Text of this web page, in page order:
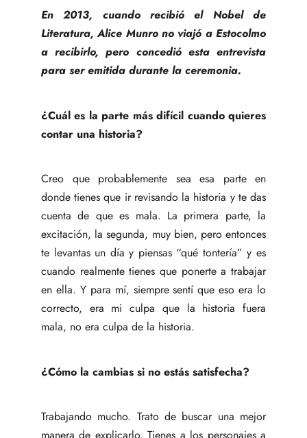
En 2013, cuando recibió el Nobel de
Literatura, Alice Munro no viajó a Estocolmo
a recibirlo, pero concedió esta entrevista
para ser emitida durante la ceremonia.
¿Cuál es la parte más difícil cuando quieres
contar una historia?
Creo que probablemente sea esa parte en
donde tienes que ir revisando la historia y te das
cuenta de que es mala. La primera parte, la
excitación, la segunda, muy bien, pero entonces
te levantas un día y piensas “qué tontería” y es
cuando realmente tienes que ponerte a trabajar
en ella. Y para mí, siempre sentí que eso era lo
correcto, era mi culpa que la historia fuera
mala, no era culpa de la historia.
¿Cómo la cambias si no estás satisfecha?
Trabajando mucho. Trato de buscar una mejor
manera de explicarlo. Tienes a los personajes a